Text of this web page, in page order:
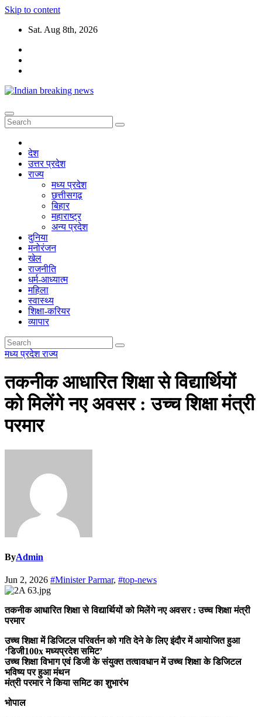
Skip to content
Sat. Aug 8th, 2026
देश
उत्तर प्रदेश
राज्य
मध्य प्रदेश
छत्तीसगढ़
बिहार
महाराष्ट्र
अन्य प्रदेश
दुनिया
मनोरंजन
खेल
राजनीति
धर्म-आध्यात्म
महिला
स्वास्थ्य
शिक्षा-करियर
व्यापार
मध्य प्रदेशराज्य
तकनीक आधारित शिक्षा से विद्यार्थियों
को मिलेंगे नए अवसर : उच्च शिक्षा मंत्री
परमार
ByAdmin
Jun 2, 2026 #Minister Parmar, #top-news
तकनीक आधारित शिक्षा से विद्यार्थियों को मिलेंगे नए अवसर : उच्च शिक्षा मंत्री
परमार
उच्च शिक्षा में डिजिटल परिवर्तन को गति देने के लिए इंदौर में आयोजित हुआ
‘डिजी100x मध्यप्रदेश समिट’
उच्च शिक्षा विभाग एवं डिजी के संयुक्त तत्वावधान में उच्च शिक्षा के डिजिटल
भविष्य पर हुआ मंथन
मंत्री परमार ने किया समिट का शुभारंभ
भोपाल